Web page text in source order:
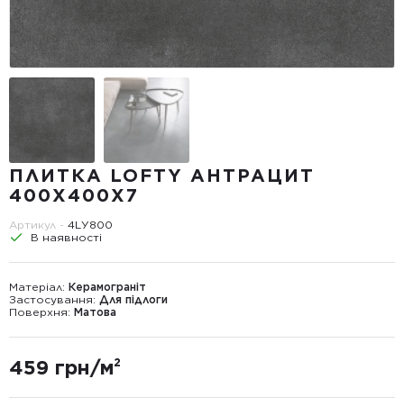
ПЛИТКА LOFTY АНТРАЦИТ
400Х400Х7
Артикул - 4LУ800
В наявності
Матеріал: Керамограніт
Застосування: Для підлоги
Поверхня: Матова
459 грн/м²